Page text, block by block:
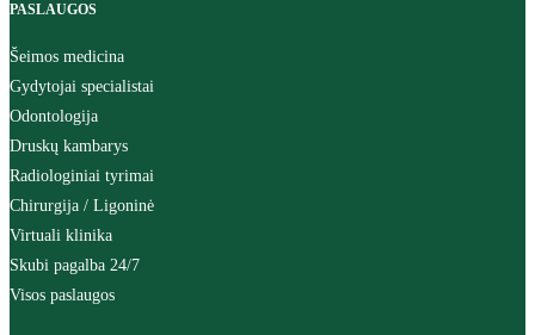
PASLAUGOS
Šeimos medicina
Gydytojai specialistai
Odontologija
Druskų kambarys
Radiologiniai tyrimai
Chirurgija / Ligoninė
Virtuali klinika
Skubi pagalba 24/7
Visos paslaugos